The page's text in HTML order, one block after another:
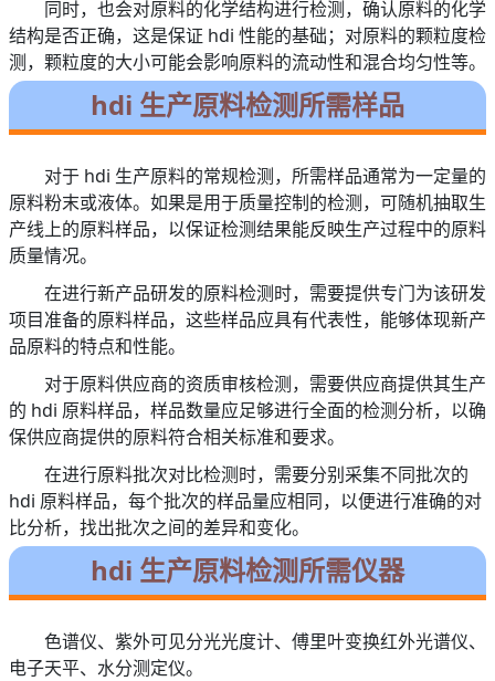
同时，也会对原料的化学结构进行检测，确认原料的化学
结构是否正确，这是保证 hdi 性能的基础；对原料的颗粒度检
测，颗粒度的大小可能会影响原料的流动性和混合均匀性等。
hdi 生产原料检测所需样品
对于 hdi 生产原料的常规检测，所需样品通常为一定量的
原料粉末或液体。如果是用于质量控制的检测，可随机抽取生
产线上的原料样品，以保证检测结果能反映生产过程中的原料
质量情况。
在进行新产品研发的原料检测时，需要提供专门为该研发
项目准备的原料样品，这些样品应具有代表性，能够体现新产
品原料的特点和性能。
对于原料供应商的资质审核检测，需要供应商提供其生产
的 hdi 原料样品，样品数量应足够进行全面的检测分析，以确
保供应商提供的原料符合相关标准和要求。
在进行原料批次对比检测时，需要分别采集不同批次的
hdi 原料样品，每个批次的样品量应相同，以便进行准确的对
比分析，找出批次之间的差异和变化。
hdi 生产原料检测所需仪器
色谱仪、紫外可见分光光度计、傅里叶变换红外光谱仪、
电子天平、水分测定仪。